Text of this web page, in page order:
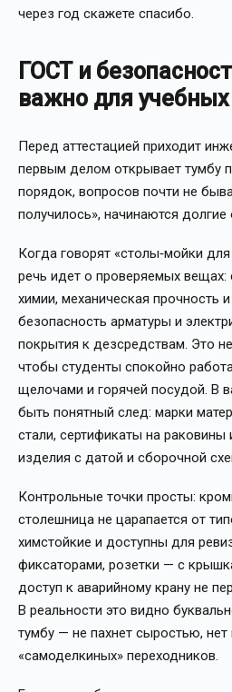
через год скажете спасибо.
ГОСТ и
важно для
Перед аттестацией приходит
первым делом открывает тумбу
порядок, вопросов почти не
получилось», начинаются долгие
Когда говорят «столы‑мойки
речь идет о проверяемых вещах:
химии, механическая прочность
безопасность арматуры и
покрытия к дезсредствам. Это
чтобы студенты спокойно
щелочами и горячей посудой. В
быть понятный след: марки
стали, сертификаты на раковины
изделия с датой и сборочной
Контрольные точки просты:
столешница не царапается от
химстойкие и доступны для
фиксаторами, розетки — с
доступ к аварийному крану не
В реальности это видно
тумбу — не пахнет сыростью, нет
«самоделкиных» переходников.